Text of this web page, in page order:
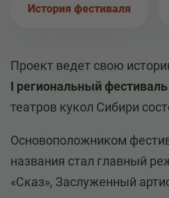
История фестиваля
Проект ведет свою
I региональный фестиваль
театров кукол Сибири
Основоположником
названия стал главный
«Сказ», Заслуженный